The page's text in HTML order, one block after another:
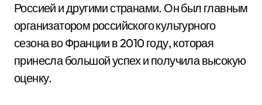
Россией и другими странами. Он был главным
организатором российского культурного
сезона во Франции в 2010 году, которая
принесла большой успех и получила высокую
оценку.